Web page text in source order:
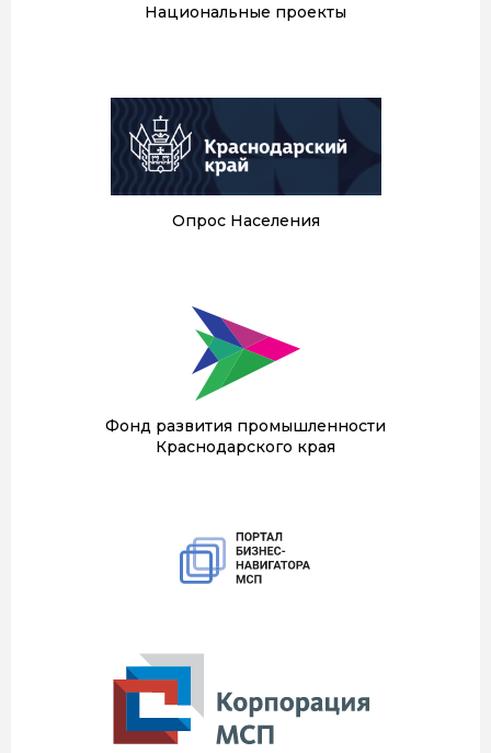
Национальные проекты
Опрос Населения
Фонд развития промышленности
Краснодарского края